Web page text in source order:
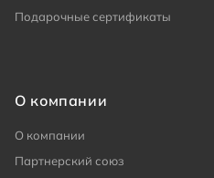
Подарочные сертификаты
О компании
О компании
Партнерский союз